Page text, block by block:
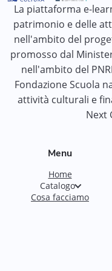
La piattaforma e-
patrimonio e delle
nell'ambito del
promosso dal
nell'ambito del
Fondazione Scuola
attività culturali e
Next
Menu
Home
Catalogo
Cosa facciamo